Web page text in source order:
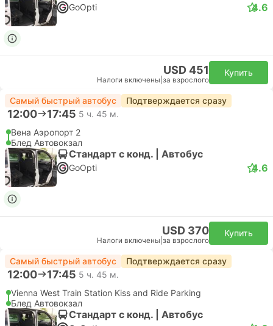
GoOpti 4.6
USD 451
Налоги включены за взрослого
Купить
Самый быстрый автобус Подтверждается сразу
12:00 17:45 5 ч. 45 м.
Вена Аэропорт 2
Блед Автовокзал
Стандарт с конд. | Автобус
GoOpti 4.6
USD 370
Налоги включены за взрослого
Купить
Самый быстрый автобус Подтверждается сразу
12:00 17:45 5 ч. 45 м.
Vienna West Train Station Kiss and Ride Parking
Блед Автовокзал
Стандарт с конд. | Автобус